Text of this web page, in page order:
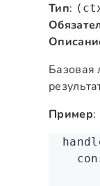
Тип:
Базовая
Пример: